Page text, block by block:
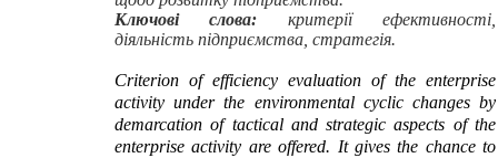
Ключові слова: критерії ефективності,
діяльність підприємства, стратегія.
Criterion of efficiency evaluation of the enterprise
activity under the environmental cyclic changes by
demarcation of tactical and strategic aspects of the
enterprise activity are offered. It gives the chance to